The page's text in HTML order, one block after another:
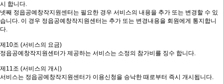
시 합니다.
넷째 정읍공예창작지원센터는 필요한 경우 서비스의 내용을 추가 또는 변경할 수 있
습니다. 이 경우 정읍공예창작지원센터는 추가 또는 변경내용을 회원에게 통지합니
다.
제10조 (서비스의 요금)
정읍공예창작지원센터가 제공하는 서비스는 소정의 참가비를 징수 합니다.
제11조 (서비스의 개시)
서비스는 정읍공예창작지원센터가 이용신청을 승낙한 때로부터 즉시 개시됩니다.